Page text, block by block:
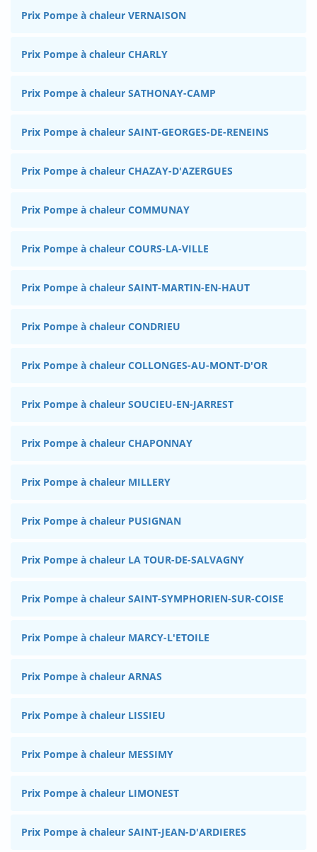
Prix Pompe à chaleur VERNAISON
Prix Pompe à chaleur CHARLY
Prix Pompe à chaleur SATHONAY-CAMP
Prix Pompe à chaleur SAINT-GEORGES-DE-RENEINS
Prix Pompe à chaleur CHAZAY-D'AZERGUES
Prix Pompe à chaleur COMMUNAY
Prix Pompe à chaleur COURS-LA-VILLE
Prix Pompe à chaleur SAINT-MARTIN-EN-HAUT
Prix Pompe à chaleur CONDRIEU
Prix Pompe à chaleur COLLONGES-AU-MONT-D'OR
Prix Pompe à chaleur SOUCIEU-EN-JARREST
Prix Pompe à chaleur CHAPONNAY
Prix Pompe à chaleur MILLERY
Prix Pompe à chaleur PUSIGNAN
Prix Pompe à chaleur LA TOUR-DE-SALVAGNY
Prix Pompe à chaleur SAINT-SYMPHORIEN-SUR-COISE
Prix Pompe à chaleur MARCY-L'ETOILE
Prix Pompe à chaleur ARNAS
Prix Pompe à chaleur LISSIEU
Prix Pompe à chaleur MESSIMY
Prix Pompe à chaleur LIMONEST
Prix Pompe à chaleur SAINT-JEAN-D'ARDIERES